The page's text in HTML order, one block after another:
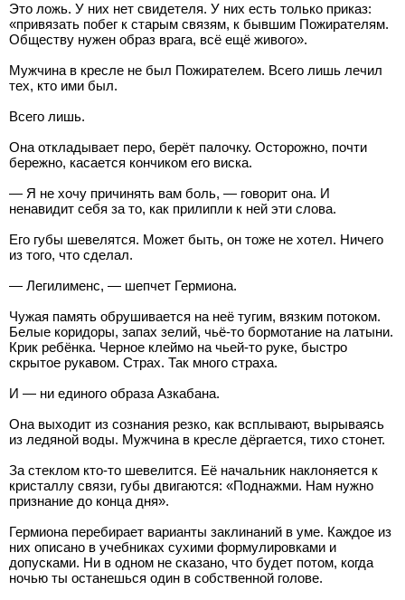
Это ложь. У них нет свидетеля. У них есть только приказ:
«привязать побег к старым связям, к бывшим Пожирателям.
Обществу нужен образ врага, всё ещё живого».
Мужчина в кресле не был Пожирателем. Всего лишь лечил
тех, кто ими был.
Всего лишь.
Она откладывает перо, берёт палочку. Осторожно, почти
бережно, касается кончиком его виска.
— Я не хочу причинять вам боль, — говорит она. И
ненавидит себя за то, как прилипли к ней эти слова.
Его губы шевелятся. Может быть, он тоже не хотел. Ничего
из того, что сделал.
— Легилименс, — шепчет Гермиона.
Чужая память обрушивается на неё тугим, вязким потоком.
Белые коридоры, запах зелий, чьё-то бормотание на латыни.
Крик ребёнка. Черное клеймо на чьей-то руке, быстро
скрытое рукавом. Страх. Так много страха.
И — ни единого образа Азкабана.
Она выходит из сознания резко, как всплывают, вырываясь
из ледяной воды. Мужчина в кресле дёргается, тихо стонет.
За стеклом кто-то шевелится. Её начальник наклоняется к
кристаллу связи, губы двигаются: «Поднажми. Нам нужно
признание до конца дня».
Гермиона перебирает варианты заклинаний в уме. Каждое из
них описано в учебниках сухими формулировками и
допусками. Ни в одном не сказано, что будет потом, когда
ночью ты останешься один в собственной голове.